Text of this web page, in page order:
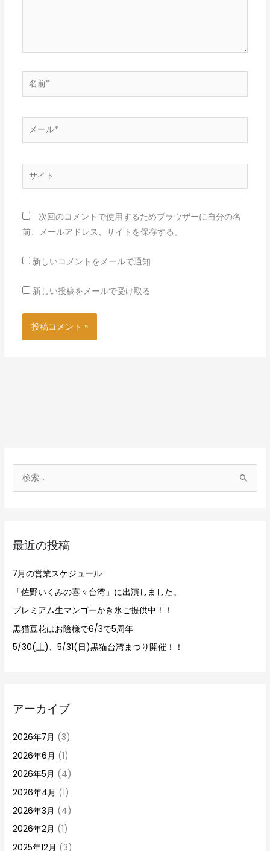
次回のコメントで使用するためブラウザーに自分の名
前、メールアドレス、サイトを保存する。
新しいコメントをメールで通知
新しい投稿をメールで受け取る
索
:最近の投稿
7月の営業スケジュール
「佐野いくみの喜々台湾」に出演しました。
プレミアム生マンゴーかき氷ご提供中！！
黒猫豆花はお陰様で6/3で5周年
5/30(土)、5/31(日)黒猫台湾まつり開催！！
アーカイブ
2026年7月 (3)
2026年6月 (1)
2026年5月 (4)
2026年4月 (1)
2026年3月 (4)
2026年2月 (1)
2025年12月 (3)